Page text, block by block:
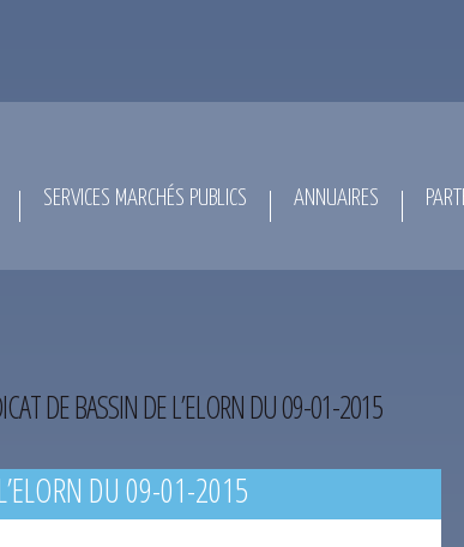
SERVICES MARCHÉS PUBLICS ANNUAIRES
DE BASSIN DE L’ELORN DU 09-01-2015
DU 09-01-2015